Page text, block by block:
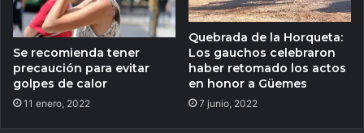
Se recomienda tener
precaución para evitar
golpes de calor
11 enero, 2022
Quebrada de la Horqueta:
Los gauchos celebraron
haber retomado los actos
en honor a Güemes
7 junio, 2022